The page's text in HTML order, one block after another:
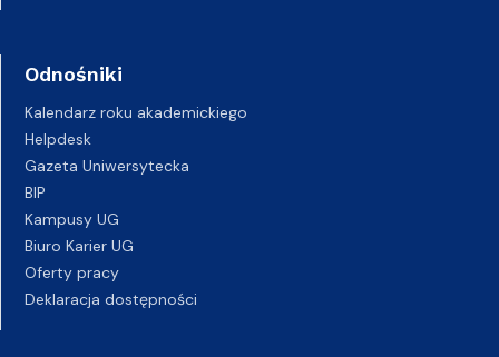
Odnośniki
Kalendarz roku akademickiego
Helpdesk
Gazeta Uniwersytecka
BIP
Kampusy UG
Biuro Karier UG
Oferty pracy
Deklaracja dostępności